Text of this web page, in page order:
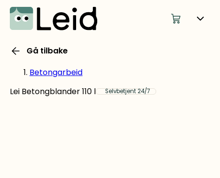
Gå tilbake
Betongarbeid
Lei Betongblander 110 l
Selvbetjent 24/7